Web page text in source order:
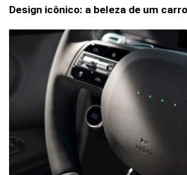
Design icônico: a beleza de um